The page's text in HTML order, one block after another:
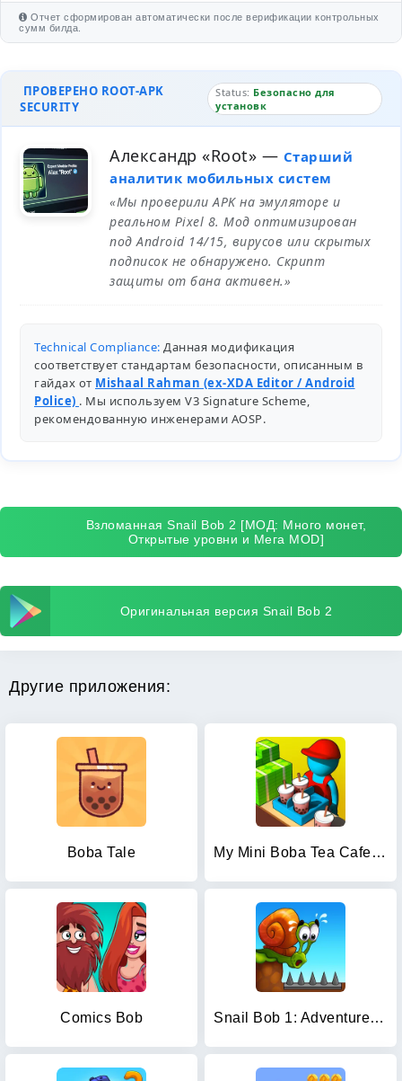
Отчет сформирован автоматически после верификации контрольных
сумм билда.
ПРОВЕРЕНО ROOT-APK
SECURITY
Status: Безопасно для
установк
Александр «Root» — Старший
аналитик мобильных систем
«Мы проверили APK на эмуляторе и
реальном Pixel 8. Мод оптимизирован
под Android 14/15, вирусов или скрытых
подписок не обнаружено. Скрипт
защиты от бана активен.»
Technical Compliance: Данная модификация
соответствует стандартам безопасности, описанным в
гайдах от Mishaal Rahman (ex-XDA Editor / Android
Police) . Мы используем V3 Signature Scheme,
рекомендованную инженерами AOSP.
Взломанная Snail Bob 2 [МОД: Много монет,
Открытые уровни и Мега MOD]
Оригинальная версия Snail Bob 2
Другие приложения:
Boba Tale My Mini Boba Tea Cafe Tycoon
Comics Bob Snail Bob 1: Adventure Puzzle